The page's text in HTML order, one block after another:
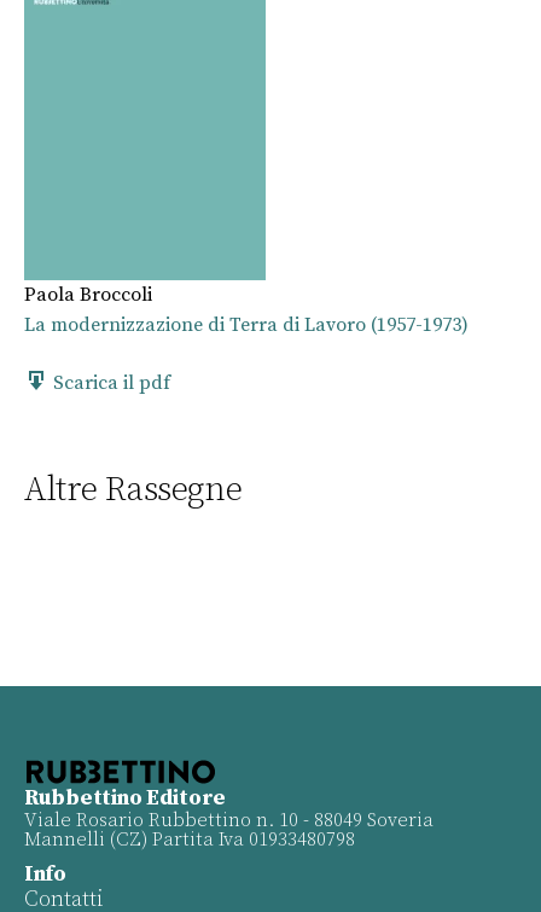
Paola Broccoli
La modernizzazione di Terra di Lavoro (1957-1973)
Scarica il pdf
Altre Rassegne
Rubbettino Editore
Viale Rosario Rubbettino n. 10 - 88049 Soveria
Mannelli (CZ) Partita Iva 01933480798
Info
Contatti